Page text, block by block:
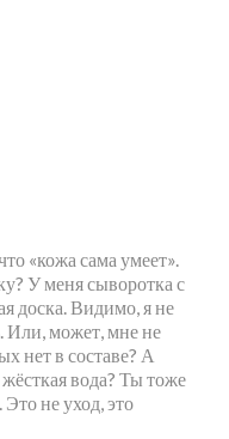
«кожа сама умеет».
У меня сыворотка с
доска. Видимо, я не
Или, может, мне не
нет в составе? А
вода? Ты тоже
не уход, это